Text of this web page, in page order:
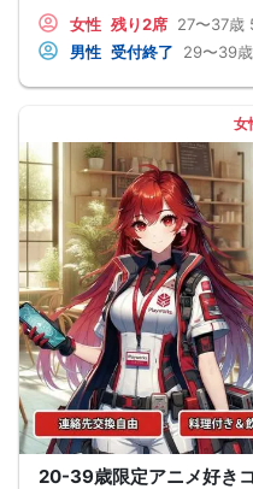
そんな恋人作りませんか？
女性 残り2席 27〜37歳
男性 受付終了 29〜39歳
女
20-39歳限定アニメ好き